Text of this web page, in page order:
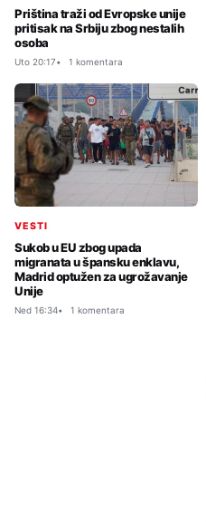
Priština traži od Evropske unije
pritisak na Srbiju zbog nestalih
osoba
Uto 20:17 1 komentara
VESTI
Sukob u EU zbog upada
migranata u špansku enklavu,
Madrid optužen za ugrožavanje
Unije
Ned 16:34 1 komentara